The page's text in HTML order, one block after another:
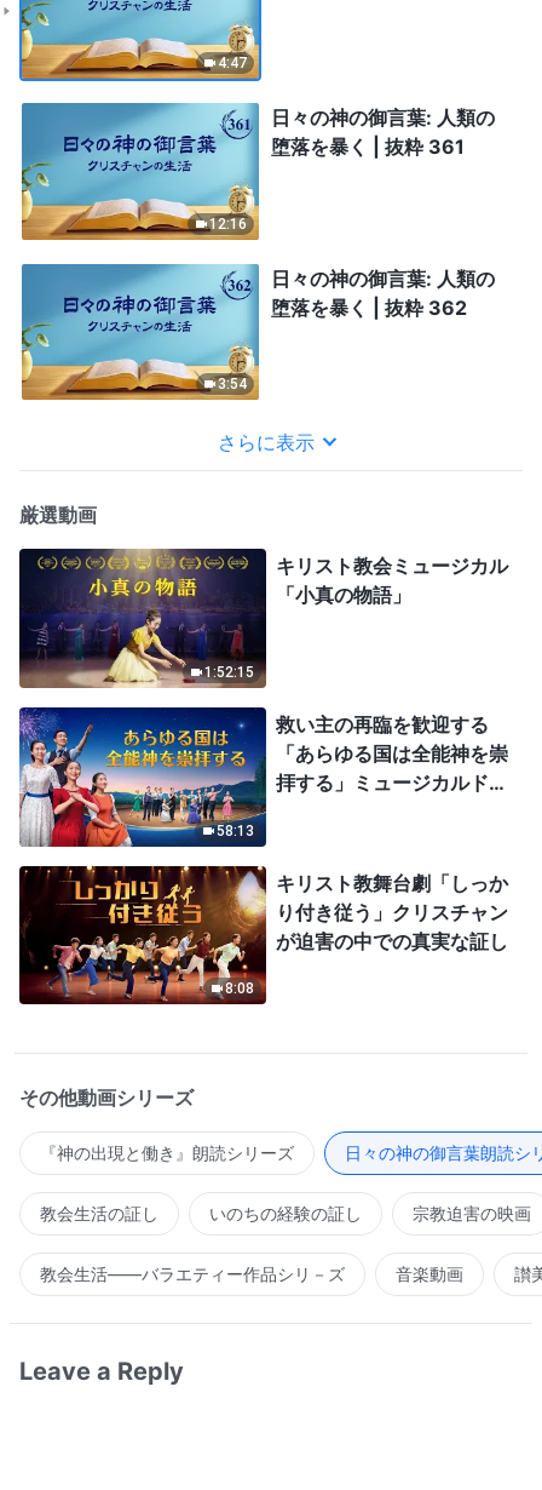
4:47
12:16
日々の神の御言葉: 人類の
堕落を暴く | 抜粋 361
3:54
日々の神の御言葉: 人類の
堕落を暴く | 抜粋 362
さらに表示
厳選動画
1:52:15
キリスト教会ミュージカル
「小真の物語」
58:13
救い主の再臨を歓迎する
「あらゆる国は全能神を崇
拝する」ミュージカルドラ
8:08
キリスト教舞台劇「しっか
り付き従う」クリスチャン
が迫害の中での真実な証し
その他動画シリーズ
『神の出現と働き』朗読シリーズ 日々の神の御言葉朗読シ
教会生活の証し いのちの経験の証し 宗教迫害の映画
教会生活――バラエティー作品シリ－ズ 音楽動画 讃
Leave a Reply